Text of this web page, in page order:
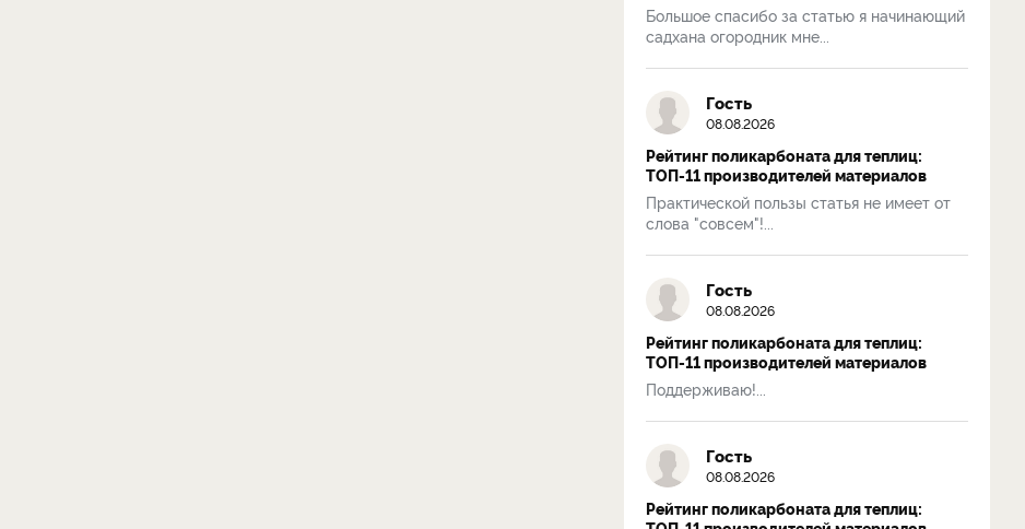
Большое спасибо за статью я начинающий
садхана огородник мне...
Гость
08.08.2026
Рейтинг поликарбоната для теплиц:
ТОП-11 производителей материалов
Практической пользы статья не имеет от
слова "совсем"!...
Гость
08.08.2026
Рейтинг поликарбоната для теплиц:
ТОП-11 производителей материалов
Поддерживаю!...
Гость
08.08.2026
Рейтинг поликарбоната для теплиц: